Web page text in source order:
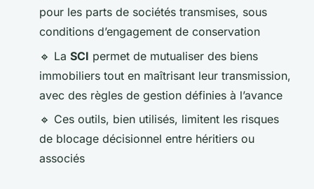
pour les parts de sociétés transmises, sous
conditions d’engagement de conservation
🔹 La SCI permet de mutualiser des biens
immobiliers tout en maîtrisant leur transmission,
avec des règles de gestion définies à l’avance
🔹 Ces outils, bien utilisés, limitent les risques
de blocage décisionnel entre héritiers ou
associés